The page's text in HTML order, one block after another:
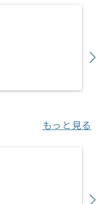
もっと見る